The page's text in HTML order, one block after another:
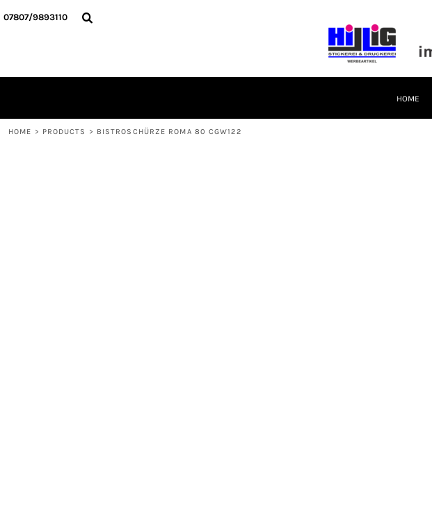
07807/9893110
HOME
HOME > PRODUCTS > BISTROSCHÜRZE ROMA 80 CGW122
HOME
ANMELDEN